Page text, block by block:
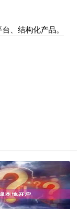
、结构化产品。